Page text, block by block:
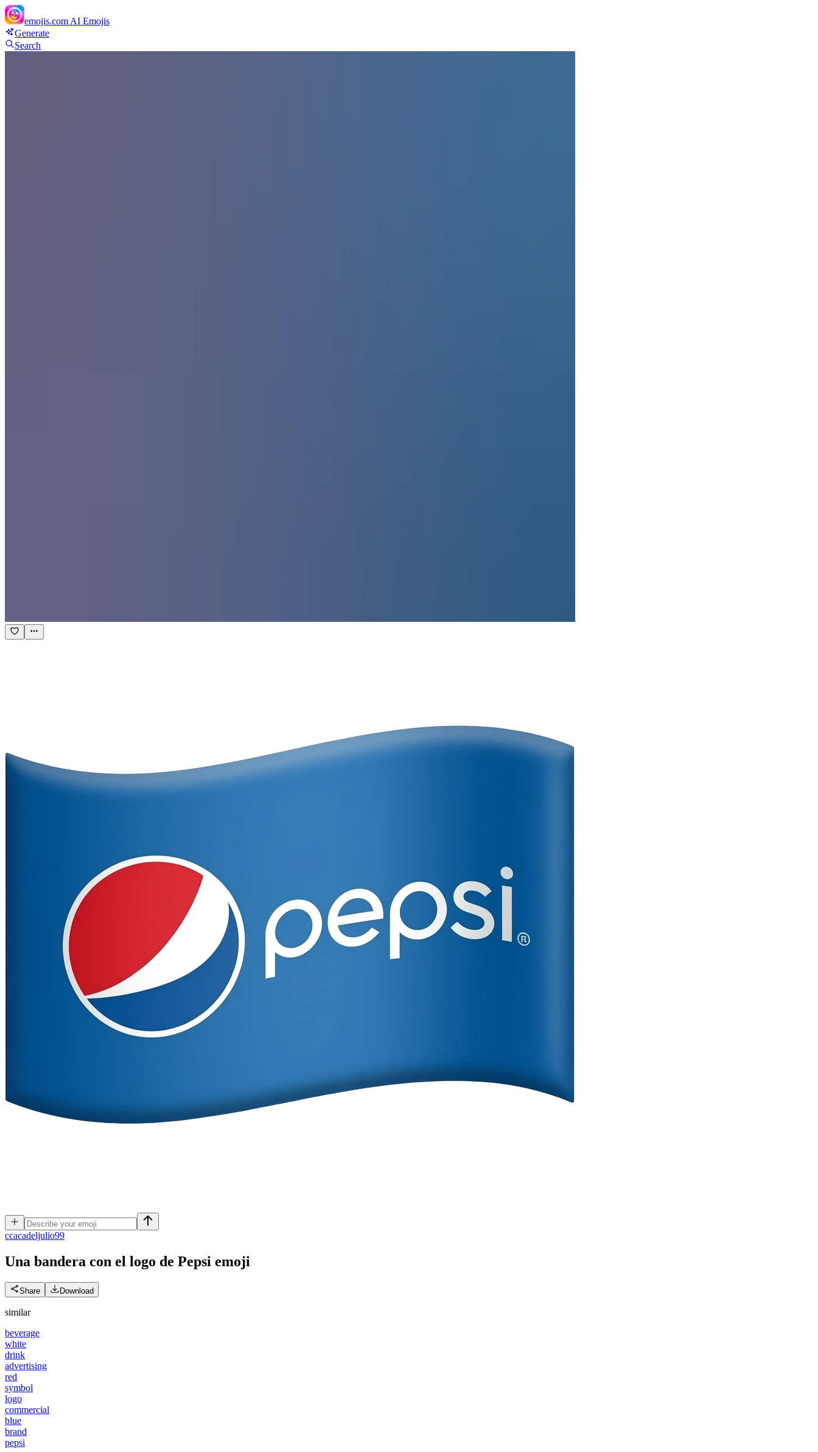
emojis.com AI Emojis
Generate
Search
ccacadeljulio99
Una bandera con el logo de Pepsi emoji
Share Download
similar
beverage
white
drink
advertising
red
symbol
logo
commercial
blue
brand
pepsi